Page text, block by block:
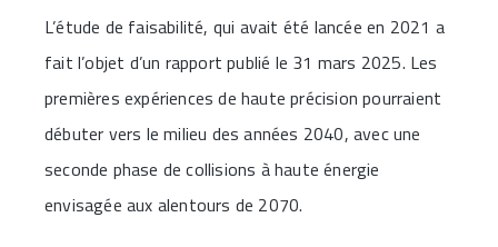
L’étude de faisabilité, qui avait été lancée en 2021 a
fait l’objet d’un rapport publié le 31 mars 2025. ​Les
premières expériences de haute précision pourraient
débuter vers le milieu des années 2040, avec une
seconde phase de collisions à haute énergie
envisagée aux alentours de 2070.